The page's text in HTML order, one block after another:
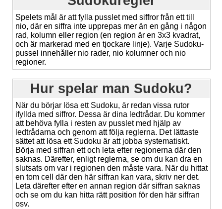
Spelets mål är att fylla pusslet med siffror från ett till
nio, där en siffra inte upprepas mer än en gång i någon
rad, kolumn eller region (en region är en 3x3 kvadrat,
och är markerad med en tjockare linje). Varje Sudoku-
pussel innehåller nio rader, nio kolumner och nio
regioner.
Hur spelar man Sudoku?
När du börjar lösa ett Sudoku, är redan vissa rutor
ifyllda med siffror. Dessa är dina ledtrådar. Du kommer
att behöva fylla i resten av pusslet med hjälp av
ledtrådarna och genom att följa reglerna. Det lättaste
sättet att lösa ett Sudoku är att jobba systematiskt.
Börja med siffran ett och leta efter regionerna där den
saknas. Därefter, enligt reglerna, se om du kan dra en
slutsats om var i regionen den måste vara. När du hittat
en tom cell där den här siffran kan vara, skriv ner det.
Leta därefter efter en annan region där siffran saknas
och se om du kan hitta rätt position för den här siffran
osv.